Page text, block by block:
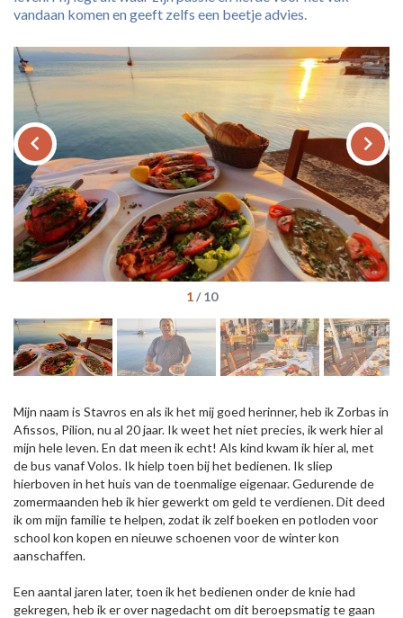
vandaan komen en geeft zelfs een beetje advies.
keyboard_arrow_left keyboard_arrow_right
1/10
Mijn naam is Stavros en als ik het mij goed herinner, heb ik Zorbas in
Afissos, Pilion, nu al 20 jaar. Ik weet het niet precies, ik werk hier al
mijn hele leven. En dat meen ik echt! Als kind kwam ik hier al, met
de bus vanaf Volos. Ik hielp toen bij het bedienen. Ik sliep
hierboven in het huis van de toenmalige eigenaar. Gedurende de
zomermaanden heb ik hier gewerkt om geld te verdienen. Dit deed
ik om mijn familie te helpen, zodat ik zelf boeken en potloden voor
school kon kopen en nieuwe schoenen voor de winter kon
aanschaffen.
Een aantal jaren later, toen ik het bedienen onder de knie had
gekregen, heb ik er over nagedacht om dit beroepsmatig te gaan